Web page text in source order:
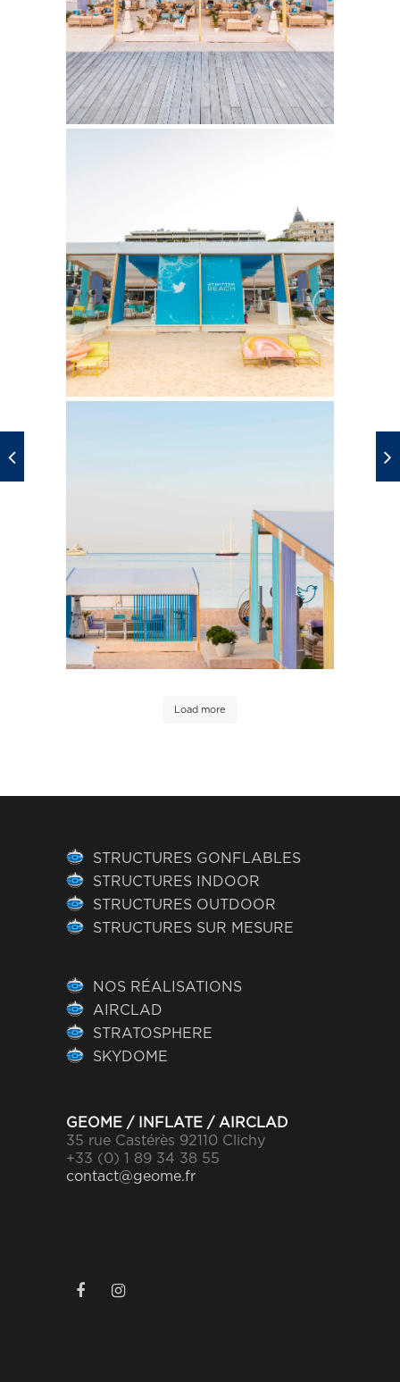
Load more
STRUCTURES GONFLABLES
STRUCTURES INDOOR
STRUCTURES OUTDOOR
STRUCTURES SUR MESURE
NOS RÉALISATIONS
AIRCLAD
STRATOSPHERE
SKYDOME
GEOME / INFLATE / AIRCLAD
35 rue Castérès 92110 Clichy
+33 (0) 1 89 34 38 55
contact@geome.fr